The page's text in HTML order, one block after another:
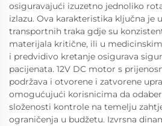
osiguravajući izuzetno jednoliko
izlazu. Ova karakteristika ključna je
transportnih traka gdje su
materijala kritične, ili u
i predvidivo kretanje osigurava
pacijenata. 12V DC motor s
podržava i otvorene i zatvorene
omogućujući korisnicima da
složenosti kontrole na temelju
ograničenja u budžetu. Izvrsna